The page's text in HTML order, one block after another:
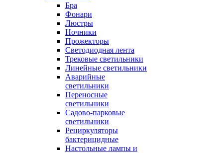
Бра
Фонари
Люстры
Ночники
Прожекторы
Светодиодная лента
Трековые светильники
Линейные светильники
Аварийные
светильники
Переносные
светильники
Садово-парковые
светильники
Рециркуляторы
бактерицидные
Настольные лампы и